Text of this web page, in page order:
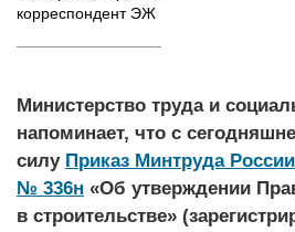
корреспондент ЭЖ
Министерство труда и
напоминает, что с
силу Приказ Минтруда
№ 336н «Об утверждении
в строительстве»